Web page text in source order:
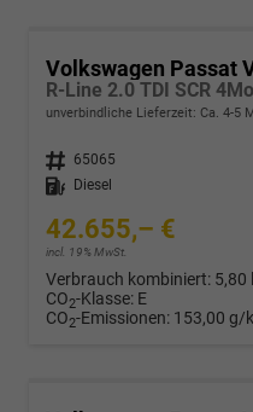
Volkswagen Passat
unverbindliche Lieferzeit: Ca. 4-5
Fahrzeugnr. 65065
Kraftstoff
Diesel
42.655,– €
incl. 19% MwSt.
Verbrauch kombiniert: 5,80
CO2-Klasse: E
CO2-Emissionen: 153,00 g/